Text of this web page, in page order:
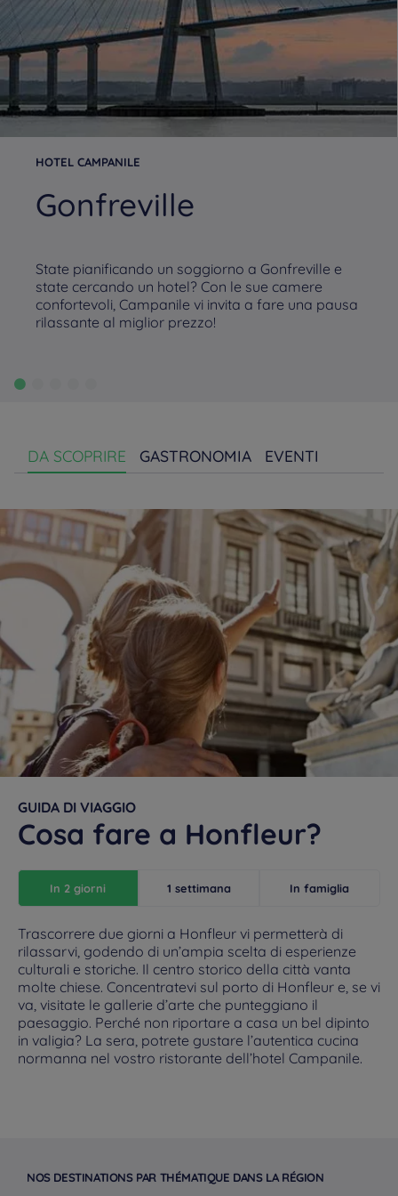
HOTEL CAMPANILE
Gonfreville
State pianificando un soggiorno a Gonfreville e
state cercando un hotel? Con le sue camere
confortevoli, Campanile vi invita a fare una pausa
rilassante al miglior prezzo!
DA SCOPRIRE GASTRONOMIA EVENTI
GUIDA DI VIAGGIO
Cosa fare a Honfleur?
In 2 giorni 1 settimana In famiglia
Trascorrere due giorni a Honfleur vi permetterà di
rilassarvi, godendo di un’ampia scelta di esperienze
culturali e storiche. Il centro storico della città vanta
molte chiese. Concentratevi sul porto di Honfleur e, se vi
va, visitate le gallerie d’arte che punteggiano il
paesaggio. Perché non riportare a casa un bel dipinto
in valigia? La sera, potrete gustare l’autentica cucina
normanna nel vostro ristorante dell’hotel Campanile.
NOS DESTINATIONS PAR THÉMATIQUE DANS LA RÉGION